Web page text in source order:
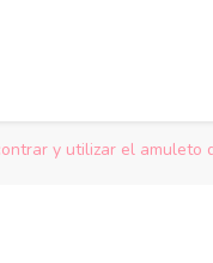
y utilizar el amuleto